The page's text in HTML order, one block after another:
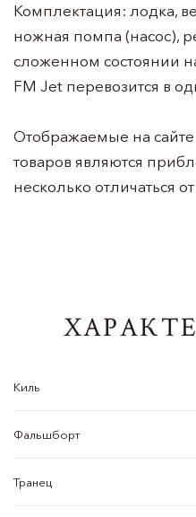
Комплектация: лодка,
ножная помпа (насос),
сложенном состоянии
FM Jet перевозится в
Отображаемые на сайте
товаров являются
несколько отличаться
Киль
Фальшборт
Транец